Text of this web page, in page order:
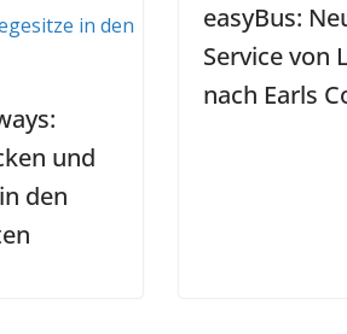
und
den
easyBus:
Service von
nach Earls